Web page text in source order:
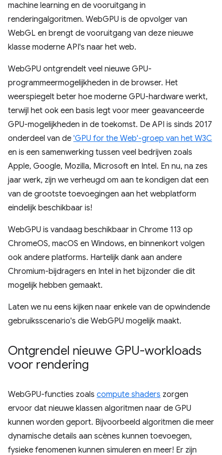
machine learning en de vooruitgang in
renderingalgoritmen. WebGPU is de opvolger van
WebGL en brengt de vooruitgang van deze nieuwe
klasse moderne API's naar het web.
WebGPU ontgrendelt veel nieuwe GPU-
programmeermogelijkheden in de browser. Het
weerspiegelt beter hoe moderne GPU-hardware werkt,
terwijl het ook een basis legt voor meer geavanceerde
GPU-mogelijkheden in de toekomst. De API is sinds 2017
onderdeel van de 'GPU for the Web'-groep van het W3C
en is een samenwerking tussen veel bedrijven zoals
Apple, Google, Mozilla, Microsoft en Intel. En nu, na zes
jaar werk, zijn we verheugd om aan te kondigen dat een
van de grootste toevoegingen aan het webplatform
eindelijk beschikbaar is!
WebGPU is vandaag beschikbaar in Chrome 113 op
ChromeOS, macOS en Windows, en binnenkort volgen
ook andere platforms. Hartelijk dank aan andere
Chromium-bijdragers en Intel in het bijzonder die dit
mogelijk hebben gemaakt.
Laten we nu eens kijken naar enkele van de opwindende
gebruiksscenario's die WebGPU mogelijk maakt.
Ontgrendel nieuwe GPU-workloads
voor rendering
WebGPU-functies zoals compute shaders zorgen
ervoor dat nieuwe klassen algoritmen naar de GPU
kunnen worden geport. Bijvoorbeeld algoritmen die meer
dynamische details aan scènes kunnen toevoegen,
fysieke fenomenen kunnen simuleren en meer! Er zijn